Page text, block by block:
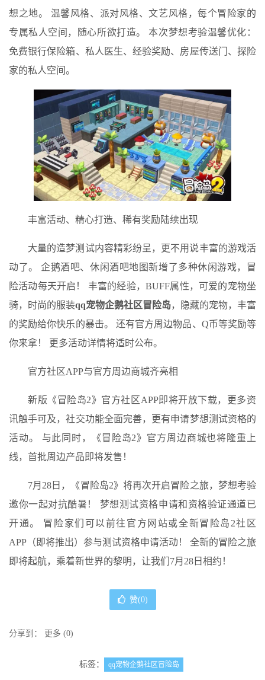
想之地。 温馨风格、派对风格、文艺风格，每个冒险家的
专属私人空间，随心所欲打造。 本次梦想考验温馨优化：
免费银行保险箱、私人医生、经验奖励、房屋传送门、探险
家的私人空间。
丰富活动、精心打造、稀有奖励陆续出现
大量的造梦测试内容精彩纷呈，更不用说丰富的游戏活
动了。 企鹅酒吧、休闲酒吧地图新增了多种休闲游戏，冒
险活动每天开启！ 丰富的经验，BUFF属性，可爱的宠物坐
骑，时尚的服装qq宠物企鹅社区冒险岛，隐藏的宠物，丰富
的奖励给你快乐的暴击。 还有官方周边物品、Q币等奖励等
你来拿！ 更多活动详情将适时公布。
官方社区APP与官方周边商城齐亮相
新版《冒险岛2》官方社区APP即将开放下载，更多资
讯触手可及，社交功能全面完善，更有申请梦想测试资格的
活动。 与此同时，《冒险岛2》官方周边商城也将隆重上
线，首批周边产品即将发售！
7月28日，《冒险岛2》将再次开启冒险之旅，梦想考验
邀你一起对抗酷暑！ 梦想测试资格申请和资格验证通道已
开通。 冒险家们可以前往官方网站或全新冒险岛2社区
APP（即将推出）参与测试资格申请活动！ 全新的冒险之旅
即将起航，乘着新世界的黎明，让我们7月28日相约！
赞(0)
分享到： 更多 (0)
标签： qq宠物企鹅社区冒险岛